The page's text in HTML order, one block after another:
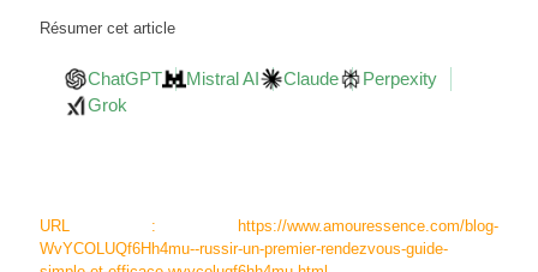
Résumer cet article
ChatGPT Mistral AI Claude
Perpexity
Grok
URL : https://www.amouressence.com/blog-
WvYCOLUQf6Hh4mu--russir-un-premier-rendezvous-guide-